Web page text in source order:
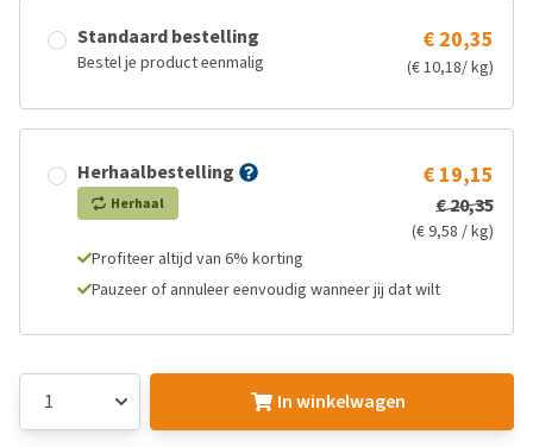
Standaard bestelling
Bestel je product eenmalig
€ 20,35
(€ 10,18/ kg)
Herhaalbestelling
Herhaal
€ 19,15
€ 20,35
(€ 9,58 / kg)
Profiteer altijd van 6% korting
Pauzeer of annuleer eenvoudig wanneer jij dat wilt
In winkelwagen